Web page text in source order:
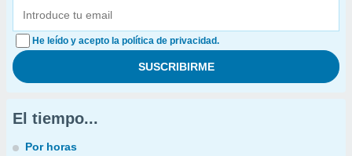
He leído y acepto la política de privacidad.
El tiempo...
Por horas